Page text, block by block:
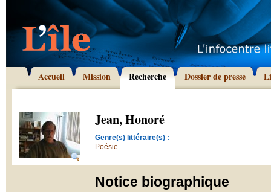
Accueil Mission Recherche Dossier de presse
Jean, Honoré
Genre(s) littéraire(s) :
Poésie
Notice biographique